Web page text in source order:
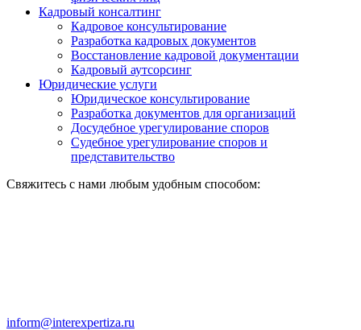
Кадровый консалтинг
Кадровое консультирование
Разработка кадровых документов
Восстановление кадровой документации
Кадровый аутсорсинг
Юридические услуги
Юридическое консультирование
Разработка документов для организаций
Досудебное урегулирование споров
Судебное урегулирование споров и
представительство
Свяжитесь с нами любым удобным способом:
inform@interexpertiza.ru